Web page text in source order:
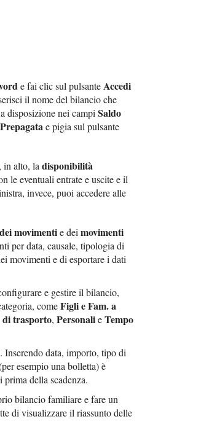
e fai clic sul pulsante Accedi
il nome del bilancio che
disposizione nei campi Saldo
e pigia sul pulsante
in alto, la disponibilità
le eventuali entrate e uscite e il
invece, puoi accedere alle
movimentie dei movimenti
per data, causale, tipologia di
movimenti e di esportare i dati
e gestire il bilancio,
comeFigli e Fam. a
di trasporto, PersonalieTempo
Inserendo data, importo, tipo di
esempio una bolletta) è
della scadenza.
bilancio familiare e fare un
di visualizzare il riassunto delle